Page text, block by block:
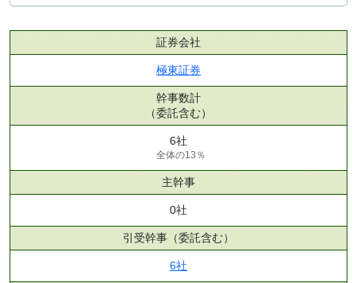
証券会社
極東証券
幹事数計
（委託含む）
6社
全体の13％
主幹事
0社
引受幹事 （委託含む）
6社